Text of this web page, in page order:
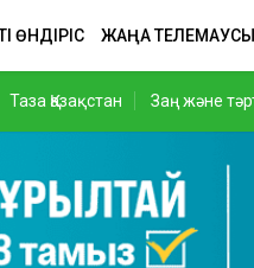
ӨНДІРІС ЖАҢА
Таза Қазақстан Заң және